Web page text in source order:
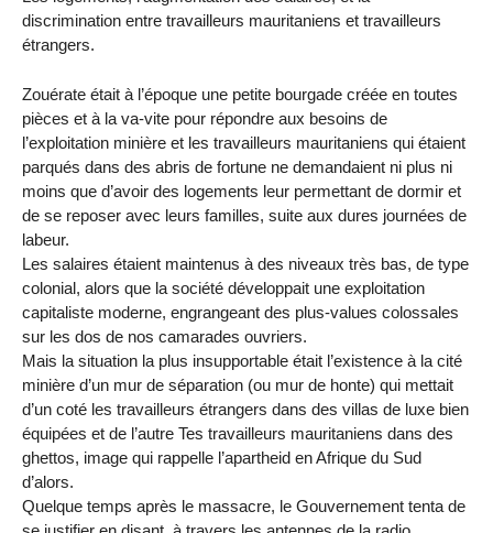
discrimination entre travailleurs mauritaniens et travailleurs
étrangers.
Zouérate était à l’époque une petite bourgade créée en toutes
pièces et à la va-vite pour répondre aux besoins de
l’exploitation minière et les travailleurs mauritaniens qui étaient
parqués dans des abris de fortune ne demandaient ni plus ni
moins que d’avoir des logements leur permettant de dormir et
de se reposer avec leurs familles, suite aux dures journées de
labeur.
Les salaires étaient maintenus à des niveaux très bas, de type
colonial, alors que la société développait une exploitation
capitaliste moderne, engrangeant des plus-values colossales
sur les dos de nos camarades ouvriers.
Mais la situation la plus insupportable était l’existence à la cité
minière d’un mur de séparation (ou mur de honte) qui mettait
d’un coté les travailleurs étrangers dans des villas de luxe bien
équipées et de l’autre Tes travailleurs mauritaniens dans des
ghettos, image qui rappelle l’apartheid en Afrique du Sud
d’alors.
Quelque temps après le massacre, le Gouvernement tenta de